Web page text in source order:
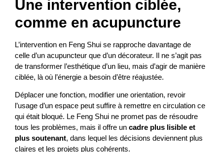
Une intervention ciblée,
comme en acupuncture
L’intervention en Feng Shui se rapproche davantage de
celle d’un acupuncteur que d’un décorateur. Il ne s’agit pas
de transformer l’esthétique d’un lieu, mais d’agir de manière
ciblée, là où l’énergie a besoin d’être réajustée.
Déplacer une fonction, modifier une orientation, revoir
l’usage d’un espace peut suffire à remettre en circulation ce
qui était bloqué. Le Feng Shui ne promet pas de résoudre
tous les problèmes, mais il offre un cadre plus lisible et
plus soutenant, dans lequel les décisions deviennent plus
claires et les projets plus cohérents.